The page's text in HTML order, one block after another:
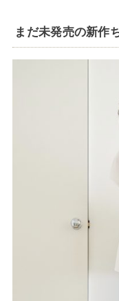
まだ未発売の新作